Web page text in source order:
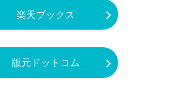
楽天ブックス
版元ドットコム